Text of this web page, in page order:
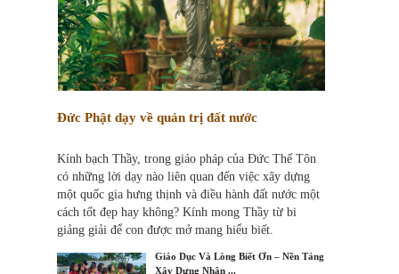
Đức Phật dạy về quản trị đất nước
Kính bạch Thầy, trong giáo pháp của Đức Thế Tôn
có những lời dạy nào liên quan đến việc xây dựng
một quốc gia hưng thịnh và điều hành đất nước một
cách tốt đẹp hay không? Kính mong Thầy từ bi
giảng giải để con được mở mang hiểu biết.
Giáo Dục Và Lòng Biết Ơn – Nền Tảng
Xây Dựng Nhân ...